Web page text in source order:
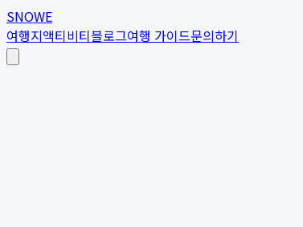
SNOWE
여행지액티비티블로그여행 가이드문의하기